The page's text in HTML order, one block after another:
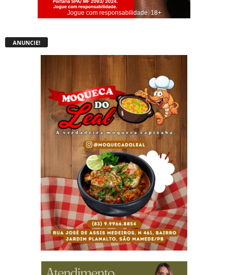
Jogue com responsabilidade. 18+
ANUNCIE!